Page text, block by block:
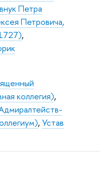
Петра
Петровича,
,
коллегия),
, Устав